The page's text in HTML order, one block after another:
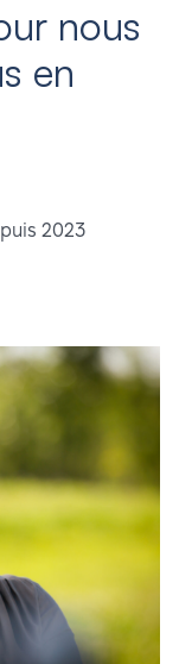
nous
en
2023